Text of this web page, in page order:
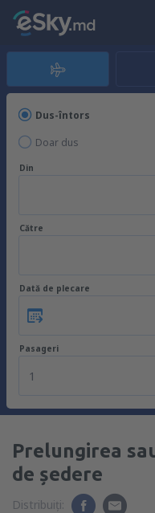
Dus-întors
Doar dus
Din
Către
Dată de plecare
Pasageri
1
Prelungirea
de ședere
Distribuiți: